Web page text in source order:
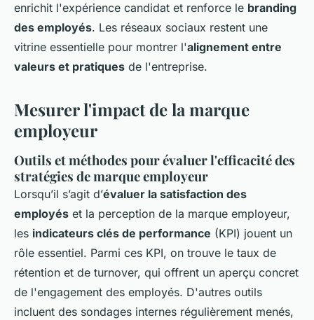
enrichit l'expérience candidat et renforce le branding
des employés. Les réseaux sociaux restent une
vitrine essentielle pour montrer l'alignement entre
valeurs et pratiques de l'entreprise.
Mesurer l'impact de la marque
employeur
Outils et méthodes pour évaluer l'efficacité des
stratégies de marque employeur
Lorsqu’il s’agit d’évaluer la satisfaction des
employés et la perception de la marque employeur,
les indicateurs clés de performance (KPI) jouent un
rôle essentiel. Parmi ces KPI, on trouve le taux de
rétention et de turnover, qui offrent un aperçu concret
de l'engagement des employés. D'autres outils
incluent des sondages internes régulièrement menés,